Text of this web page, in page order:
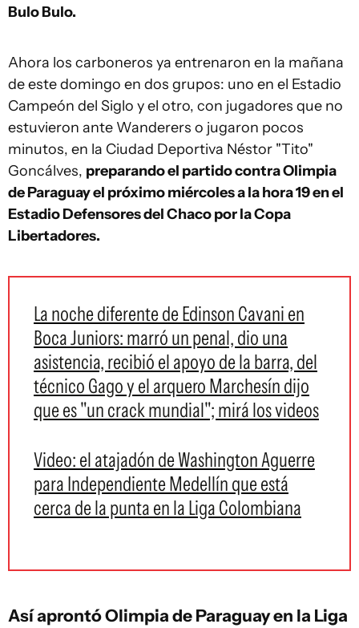
Bulo Bulo.
Ahora los carboneros ya entrenaron en la mañana
de este domingo en dos grupos: uno en el Estadio
Campeón del Siglo y el otro, con jugadores que no
estuvieron ante Wanderers o jugaron pocos
minutos, en la Ciudad Deportiva Néstor "Tito"
Goncálves, preparando el partido contra Olimpia
de Paraguay el próximo miércoles a la hora 19 en el
Estadio Defensores del Chaco por la Copa
Libertadores.
La noche diferente de Edinson Cavani en
Boca Juniors: marró un penal, dio una
asistencia, recibió el apoyo de la barra, del
técnico Gago y el arquero Marchesín dijo
que es "un crack mundial"; mirá los videos
Video: el atajadón de Washington Aguerre
para Independiente Medellín que está
cerca de la punta en la Liga Colombiana
Así aprontó Olimpia de Paraguay en la Liga